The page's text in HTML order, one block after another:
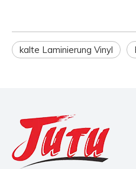
kalte Laminierung Vinyl